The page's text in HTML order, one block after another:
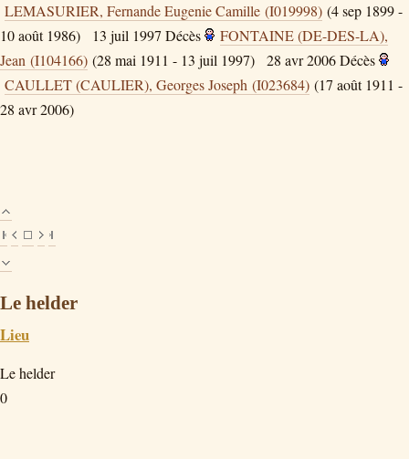
LEMASURIER, Fernande Eugenie Camille (I019998) (4 sep 1899 -
10 août 1986)
13 juil 1997 Décès
FONTAINE (DE-DES-LA),
Jean (I104166) (28 mai 1911 - 13 juil 1997) 28 avr 2006Décès
CAULLET (CAULIER), Georges Joseph (I023684) (17 août 1911 -
28 avr 2006)
Le helder
Lieu
Le helder
0